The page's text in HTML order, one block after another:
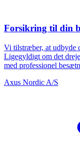
Forsikring til din
Vi tilstræber, at udbyde
Ligegyldigt om det
med professionel
Axus Nordic A/S